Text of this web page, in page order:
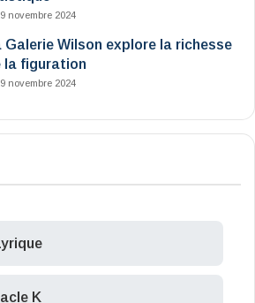
novembre 2024
Galerie Wilson explore la richesse
la figuration
novembre 2024
K